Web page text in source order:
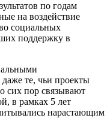
по годам
на воздействие
социальных
поддержку в
те, чьи проекты
сих пор связывают
в рамках 5 лет
нарастающим